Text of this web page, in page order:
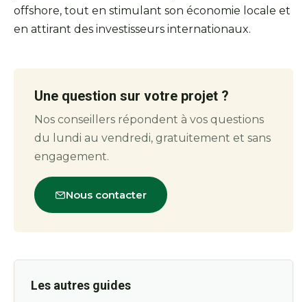
offshore, tout en stimulant son économie locale et
en attirant des investisseurs internationaux.
Une question sur votre projet ?
Nos conseillers répondent à vos questions
du lundi au vendredi, gratuitement et sans
engagement.
Nous contacter
Les autres guides